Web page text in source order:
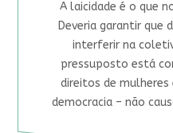
A laicidade é o que
Deveria garantir que
interferir na
pressuposto está
direitos de mulheres
democracia – não